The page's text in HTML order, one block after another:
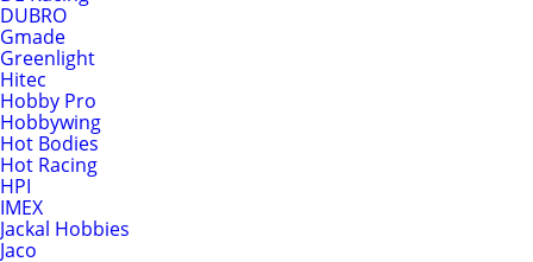
DUBRO
Gmade
Greenlight
Hitec
Hobby Pro
Hobbywing
Hot Bodies
Hot Racing
HPI
IMEX
Jackal Hobbies
Jaco